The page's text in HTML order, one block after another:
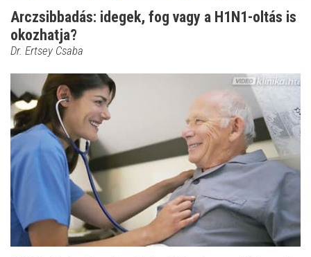
Arczsibbadás: idegek, fog vagy a H1N1-oltás is
okozhatja?
Dr. Ertsey Csaba